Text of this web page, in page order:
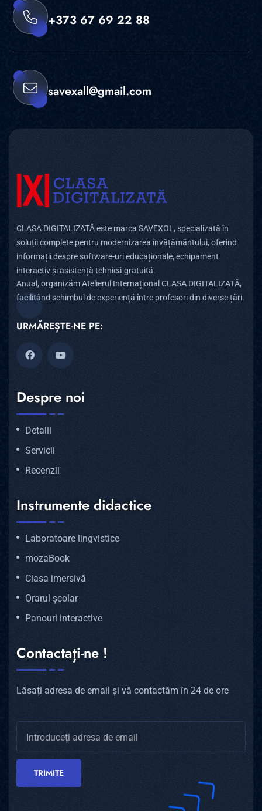
+373 67 69 22 88
savexall@gmail.com
CLASA DIGITALIZATĂ este marca SAVEXOL, specializată în
soluții complete pentru modernizarea învățământului, oferind
informații despre software-uri educaționale, echipament
interactiv și asistență tehnică gratuită.
Anual, organizăm Atelierul Internațional CLASA DIGITALIZATĂ,
facilitând schimbul de experiență între profesori din diverse țări.
URMĂREȘTE-NE PE:
Despre noi
Detalii
Servicii
Recenzii
Instrumente didactice
Laboratoare lingvistice
mozaBook
Clasa imersivă
Orarul școlar
Panouri interactive
Contactați-ne !
Lăsați adresa de email și vă contactăm în 24 de ore
TRIMITE